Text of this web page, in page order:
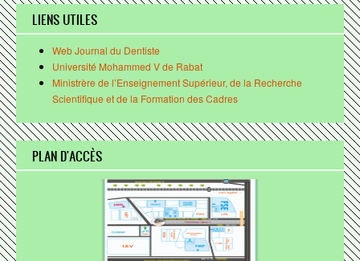
Présentation
Fonds documentaire
VIE ESTUDIANTINE
Associations
Association Ibn Sina des étudiants de la Faculté de
Médecine Dentaire de Rabat
Association des Dentistes Internes et Résidents de
LIENS UTILES
Web Journal du Dentiste
Université Mohammed V de Rabat
Ministrère de l’Enseignement Supérieur, de la Recherche
Scientifique et de la Formation des Cadres
PLAN D'ACCÈS